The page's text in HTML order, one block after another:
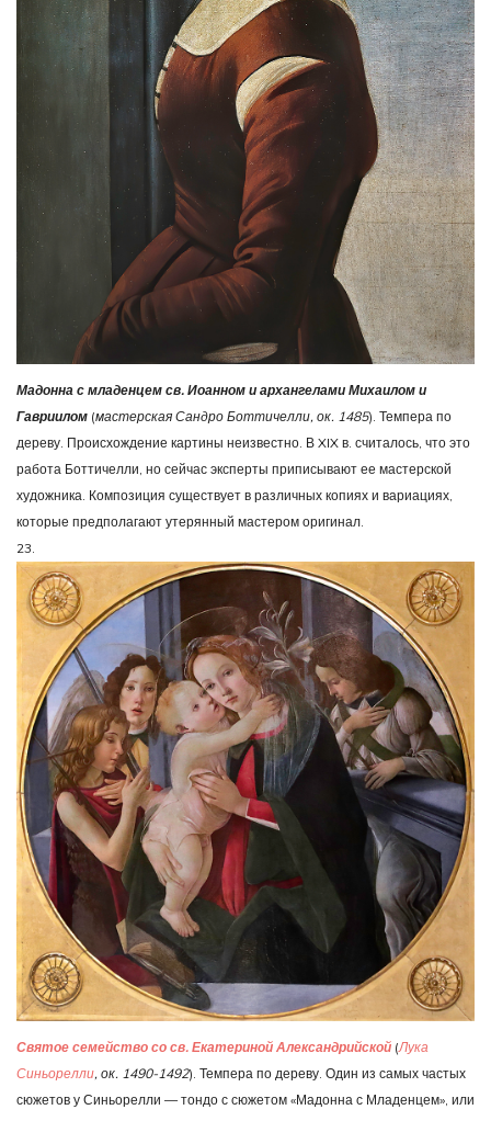
Мадонна с младенцем св. Иоанном и архангелами Михаилом и
Гавриилом (мастерская Сандро Боттичелли, ок. 1485). Темпера по
дереву. Происхождение картины неизвестно. В XIX в. считалось, что это
работа Боттичелли, но сейчас эксперты приписывают ее мастерской
художника. Композиция существует в различных копиях и вариациях,
которые предполагают утерянный мастером оригинал.
23.
Святое семейство со св. Екатериной Александрийской (Лука
Синьорелли, ок. 1490-1492). Темпера по дереву. Один из самых частых
сюжетов у Синьорелли — тондо с сюжетом «Мадонна с Младенцем», или